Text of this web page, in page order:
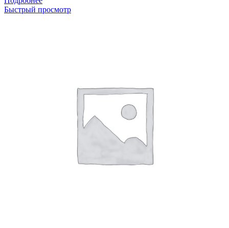
Быстрый просмотр